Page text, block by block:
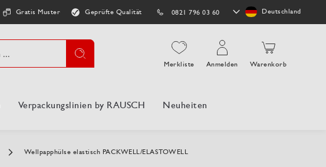
Gratis Muster Geprüfte Qualität 0821 796 03 60
Store
auswählen
Deutschland
Suche
Merkliste Anmelden Warenkorb
Verpackungslinien by RAUSCH Neuheiten
Wellpapphülse elastisch PACKWELL/ELASTOWELL